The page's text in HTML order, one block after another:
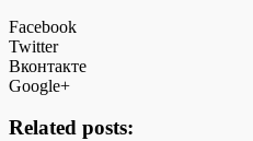
Facebook
Twitter
Вконтакте
Google+
Related posts: